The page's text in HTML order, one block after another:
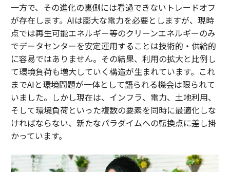
一方で、その進化の裏側には看過できないトレードオフ
が存在します。AIは膨大な電力を必要としますが、現時
点では再生可能エネルギー等のクリーンエネルギーのみ
でデータセンターを安定運用することは技術的・供給的
に容易ではありません。その結果、利用の拡大と比例し
て環境負荷も増大していく構造が生まれています。これ
までAIと環境問題が一体として語られる機会は限られて
いました。しかし現在は、インフラ、電力、土地利用、
そして環境負荷といった複数の要素を同時に最適化しな
ければならない、新たなパラダイムへの転換点に差し掛
かっています。